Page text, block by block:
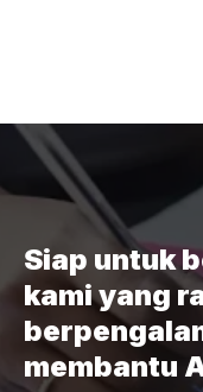
Siap untuk
kami yang
membantu